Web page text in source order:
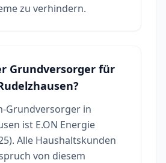
zu verhindern.
Grundversorger für
Grundversorger in
ist E.ON Energie
Alle Haushaltskunden
von diesem